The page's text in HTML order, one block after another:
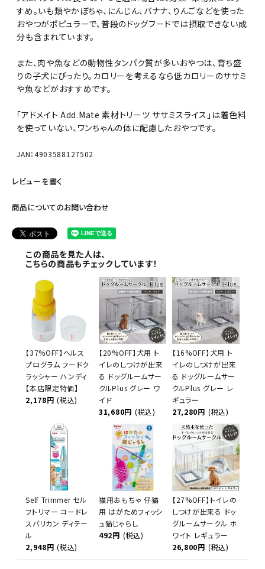
すめ。いも類やかぼちゃ、にんじん、バナナ、りんごなどを使った
おやつがポピュラーで、普段のドッグフードでは摂取できない成
分も含まれています。
また、肉や魚などの動物性タンパク質が多いおやつは、育ち盛
りの子犬にぴったり。カロリーを考えるなら低カロリーのササミ
や魚などがおすすめです。
「アドメイト Add.Mate 素材トリーツ ササミスライス」は着色料
を使っていない、ワンちゃんの体に配慮したおやつです。
JAN：4903588127502
レビューを書く
商品についてのお問い合わせ
この商品を見た人は、
こちらの商品もチェックしています！
【37%OFF】ヘルス
プログラム フードク
ラッシャー ハンディ
【本店限定特価】
2,178円 (税込)
【20%OFF】犬用 ト
イレのしつけが出来
る ドッグルームサー
クルPlus グレー ワ
イド
31,680円 (税込)
【16%OFF】犬用 ト
イレのしつけが出来
る ドッグルームサー
クルPlus グレー レ
ギュラー
27,280円 (税込)
Self Trimmer セル
フトリマー コードレ
スバリカン ディテー
ル
2,948円 (税込)
猫用おもちゃ 仔猫
用 はがためフィッシ
ュ猫じゃらし
492円 (税込)
【27%OFF】トイレの
しつけが出来る ドッ
グルームサークル ホ
ワイト レギュラー
26,800円 (税込)